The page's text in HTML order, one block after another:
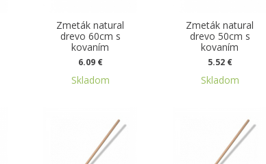
Zmeták natural
drevo 60cm s
kovaním
6.09 €
Skladom
Zmeták natural
drevo 50cm s
kovaním
5.52 €
Skladom